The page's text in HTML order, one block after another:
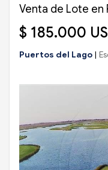
Venta de Lote en
$ 185.000
Puertos del Lago |